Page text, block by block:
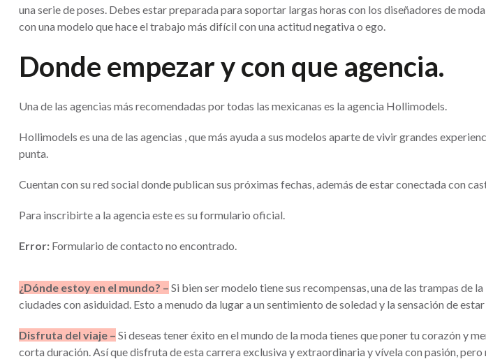
una serie de poses. Debes estar preparada para soportar largas horas con los diseñadores de
con una modelo que hace el trabajo más difícil con una actitud negativa o ego.
Donde empezar y con que agencia.
Una de las agencias más recomendadas por todas las mexicanas es la agencia Hollimodels.
Hollimodels es una de las agencias , que más ayuda a sus modelos aparte de vivir grandes
punta.
Cuentan con su red social donde publican sus próximas fechas, además de estar conectada con
Para inscribirte a la agencia este es su formulario oficial.
Error: Formulario de contacto no encontrado.
¿Dónde estoy en el mundo? – Si bien ser modelo tiene sus recompensas, una de las trampas de
ciudades con asiduidad. Esto a menudo da lugar a un sentimiento de soledad y la sensación de
Disfruta del viaje – Si deseas tener éxito en el mundo de la moda tienes que poner tu corazón y
corta duración. Así que disfruta de esta carrera exclusiva y extraordinaria y vívela con pasión,